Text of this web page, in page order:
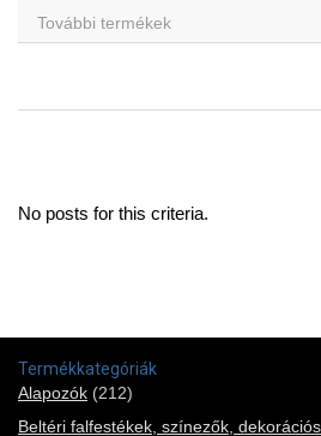
További termékek
No posts for this criteria.
Termékkategóriák
Alapozók (212)
Beltéri falfestékek, színezők,